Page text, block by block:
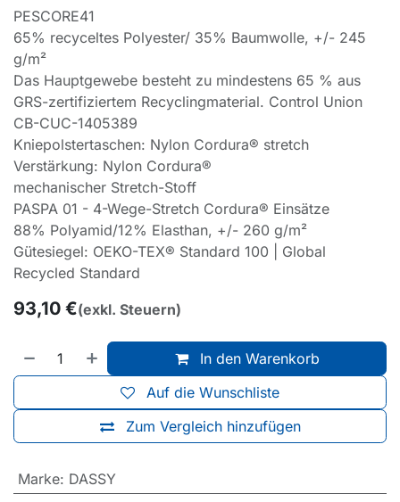
PESCORE41
65% recyceltes Polyester/ 35% Baumwolle, +/- 245
g/m²
Das Hauptgewebe besteht zu mindestens 65 % aus
GRS-zertifiziertem Recyclingmaterial. Control Union
CB-CUC-1405389
Kniepolstertaschen: Nylon Cordura® stretch
Verstärkung: Nylon Cordura®
mechanischer Stretch-Stoff
PASPA 01 - 4-Wege-Stretch Cordura® Einsätze
88% Polyamid/12% Elasthan, +/- 260 g/m²
Gütesiegel: OEKO-TEX® Standard 100 | Global
Recycled Standard
93,10 €(exkl. Steuern)
In den Warenkorb
Zum Vergleich hinzufügen
Auf die Wunschliste
Marke: DASSY